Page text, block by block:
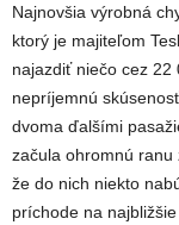
Najnovšia výrobná
ktorý je majiteľom
najazdiť niečo cez
nepríjemnú
dvoma ďalšími
začula ohromnú ranu
že do nich niekto
príchode na